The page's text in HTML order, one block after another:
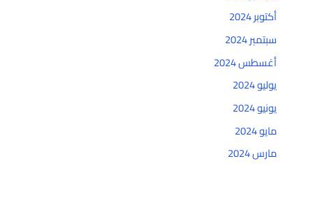
أكتوبر 2024
سبتمبر 2024
أغسطس 2024
يوليو 2024
يونيو 2024
مايو 2024
مارس 2024